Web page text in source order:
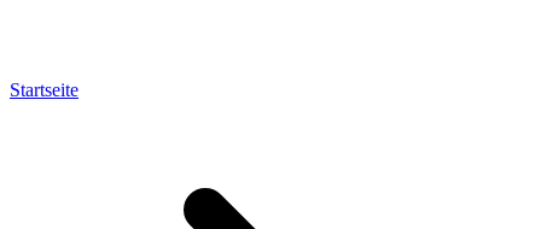
Startseite